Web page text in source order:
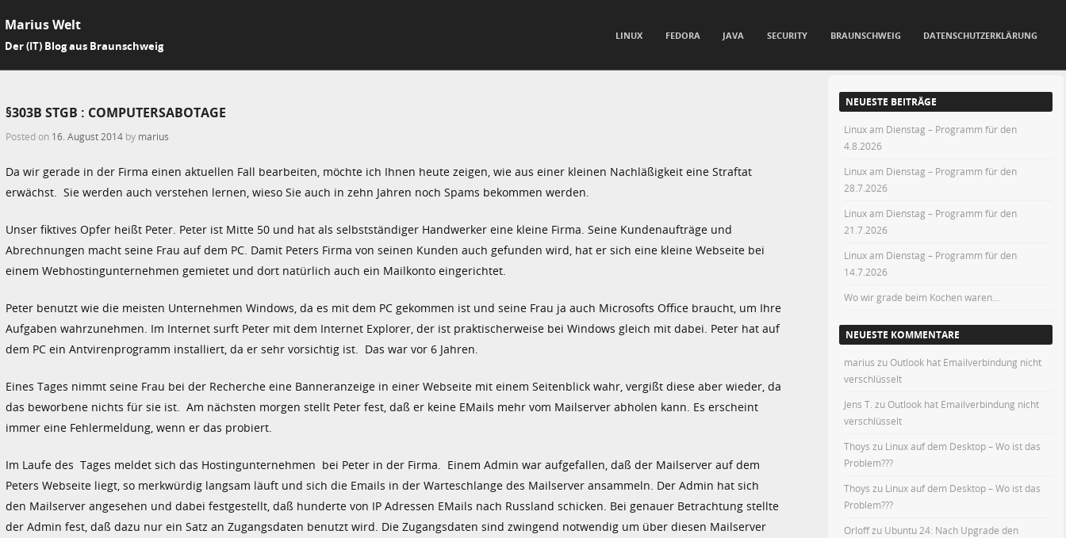
Marius Welt
Der (IT) Blog aus Braunschweig
LINUX FEDORA JAVA SECURITY BRAUNSCHWEIG DATENSCHUTZERKLÄRUNG
§303B STGB : COMPUTERSABOTAGE
Posted on 16. August 2014 by marius
Da wir gerade in der Firma einen aktuellen Fall bearbeiten, möchte ich Ihnen heute zeigen, wie aus einer kleinen Nachläßigkeit eine Straftat
erwächst. Sie werden auch verstehen lernen, wieso Sie auch in zehn Jahren noch Spams bekommen werden.
Unser fiktives Opfer heißt Peter. Peter ist Mitte 50 und hat als selbstständiger Handwerker eine kleine Firma. Seine Kundenaufträge und
Abrechnungen macht seine Frau auf dem PC. Damit Peters Firma von seinen Kunden auch gefunden wird, hat er sich eine kleine Webseite bei
einem Webhostingunternehmen gemietet und dort natürlich auch ein Mailkonto eingerichtet.
Peter benutzt wie die meisten Unternehmen Windows, da es mit dem PC gekommen ist und seine Frau ja auch Microsofts Office braucht, um Ihre
Aufgaben wahrzunehmen. Im Internet surft Peter mit dem Internet Explorer, der ist praktischerweise bei Windows gleich mit dabei. Peter hat auf
dem PC ein Antvirenprogramm installiert, da er sehr vorsichtig ist. Das war vor 6 Jahren.
Eines Tages nimmt seine Frau bei der Recherche eine Banneranzeige in einer Webseite mit einem Seitenblick wahr, vergißt diese aber wieder, da
das beworbene nichts für sie ist. Am nächsten morgen stellt Peter fest, daß er keine EMails mehr vom Mailserver abholen kann. Es erscheint
immer eine Fehlermeldung, wenn er das probiert.
Im Laufe des Tages meldet sich das Hostingunternehmen bei Peter in der Firma. Einem Admin war aufgefallen, daß der Mailserver auf dem
Peters Webseite liegt, so merkwürdig langsam läuft und sich die Emails in der Warteschlange des Mailserver ansammeln. Der Admin hat sich
den Mailserver angesehen und dabei festgestellt, daß hunderte von IP Adressen EMails nach Russland schicken. Bei genauer Betrachtung stellte
der Admin fest, daß dazu nur ein Satz an Zugangsdaten benutzt wird. Die Zugangsdaten sind zwingend notwendig um über diesen Mailserver
NEUESTE BEITRÄGE
Linux am Dienstag – Programm für den
4.8.2026
Linux am Dienstag – Programm für den
28.7.2026
Linux am Dienstag – Programm für den
21.7.2026
Linux am Dienstag – Programm für den
14.7.2026
Wo wir grade beim Kochen waren…
NEUESTE KOMMENTARE
marius zuOutlook hat Emailverbindung nicht
verschlüsselt
Jens T. zuOutlook hat Emailverbindung nicht
verschlüsselt
Thoys zu Linux auf dem Desktop – Wo ist das
Problem???
Thoys zu Linux auf dem Desktop – Wo ist das
Problem???
Orloffzu Ubuntu 24: Nach Upgrade den